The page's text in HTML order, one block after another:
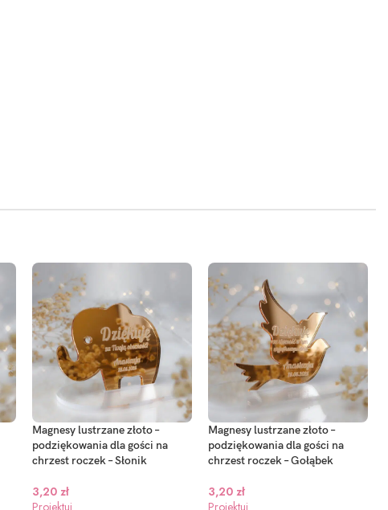
Magnesy lustrzane złoto –
podziękowania dla gości na
chrzest roczek – Słonik
3,20 zł
Projektuj
Magnesy lustrzane złoto –
podziękowania dla gości na
chrzest roczek – Gołąbek
3,20 zł
Projektuj